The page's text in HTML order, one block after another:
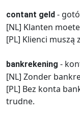
contant geld -
[NL] Klanten
[PL] Klienci muszą
bankrekening -
[NL] Zonder
[PL] Bez konta
trudne.